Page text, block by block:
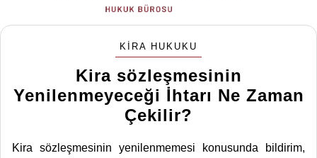
KIRA HUKUKU
Kira sözleşmesinin
Yenilenmeyeceği İhtarı Ne Zaman
Çekilir?
Kira sözleşmesinin yenilenmemesi konusunda bildirim,